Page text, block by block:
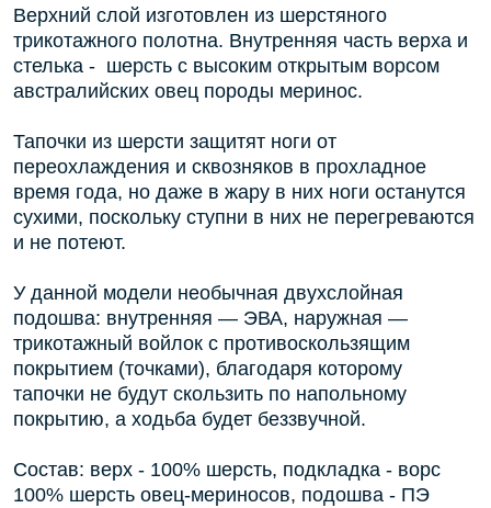
Верхний слой изготовлен из шерстяного
трикотажного полотна. Внутренняя часть верха и
стелька - шерсть с высоким открытым ворсом
австралийских овец породы меринос.
Тапочки из шерсти защитят ноги от
переохлаждения и сквозняков в прохладное
время года, но даже в жару в них ноги останутся
сухими, поскольку ступни в них не перегреваются
и не потеют.
У данной модели необычная двухслойная
подошва: внутренняя — ЭВА, наружная —
трикотажный войлок с противоскользящим
покрытием (точками), благодаря которому
тапочки не будут скользить по напольному
покрытию, а ходьба будет беззвучной.
Состав: верх - 100% шерсть, подкладка - ворс
100% шерсть овец-мериносов, подошва - ПЭ